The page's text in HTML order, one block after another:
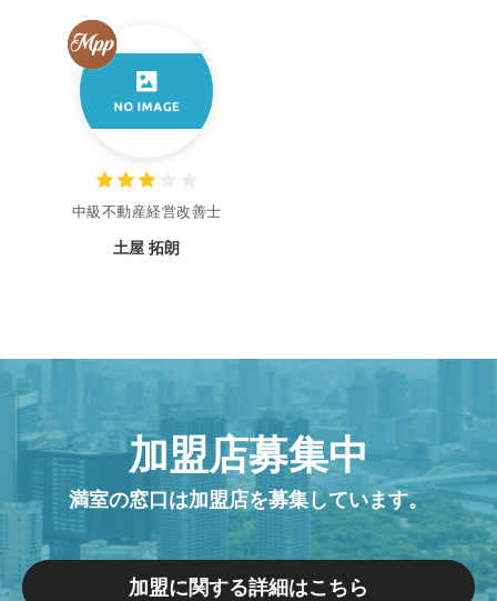
中級不動産経営改善士
土屋 拓朗
加盟店募集中
満室の窓口は加盟店を募集しています。
加盟に関する詳細はこちら